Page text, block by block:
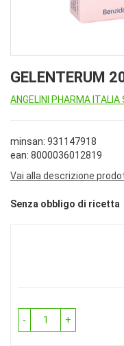
GELENTERUM
ANGELINI PHARMA ITALIA
minsan: 931147918
ean: 8000036012819
Vai alla descrizione
Senza obbligo di ricetta
- +